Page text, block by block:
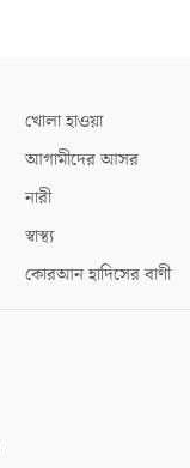
খোলা হাওয়া
আগামীদের আসর
নারী
স্বাস্থ্য
কোরআন হাদিসের বাণী